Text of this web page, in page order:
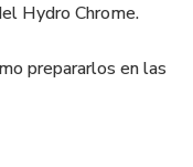
Hydro Chrome.
prepararlos en las
metal, plástico,